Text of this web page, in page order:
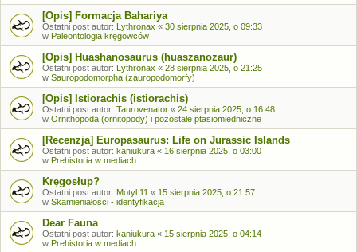
[Opis] Formacja Bahariya
Ostatni post autor: Lythronax « 30 sierpnia 2025, o 09:33
w Paleontologia kręgowców
[Opis] Huashanosaurus (huaszanozaur)
Ostatni post autor: Lythronax « 28 sierpnia 2025, o 21:25
w Sauropodomorpha (zauropodomorfy)
[Opis] Istiorachis (istiorachis)
Ostatni post autor: Taurovenator « 24 sierpnia 2025, o 16:48
w Ornithopoda (ornitopody) i pozostałe ptasiomiedniczne
[Recenzja] Europasaurus: Life on Jurassic Islands
Ostatni post autor: kaniukura « 16 sierpnia 2025, o 03:00
w Prehistoria w mediach
Kręgosłup?
Ostatni post autor: Motyl.11 « 15 sierpnia 2025, o 21:57
w Skamieniałości - identyfikacja
Dear Fauna
Ostatni post autor: kaniukura « 15 sierpnia 2025, o 04:14
w Prehistoria w mediach